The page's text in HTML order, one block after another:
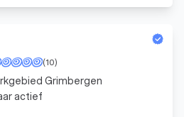
(10)
Grimbergen
actief